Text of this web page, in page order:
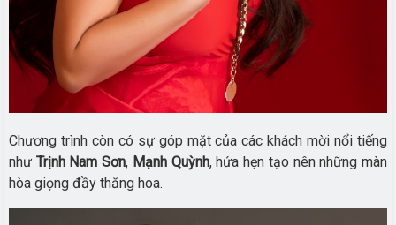
Chương trình còn có sự góp mặt của các khách mời nổi tiếng
như Trịnh Nam Sơn, Mạnh Quỳnh, hứa hẹn tạo nên những màn
hòa giọng đầy thăng hoa.